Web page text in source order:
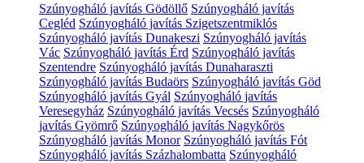
Szúnyogháló javítás Gödöllő Szúnyogháló javítás
Cegléd Szúnyogháló javítás Szigetszentmiklós
Szúnyogháló javítás Dunakeszi Szúnyogháló javítás
Vác Szúnyogháló javítás Érd Szúnyogháló javítás
Szentendre Szúnyogháló javítás Dunaharaszti
Szúnyogháló javítás Budaörs Szúnyogháló javítás Göd
Szúnyogháló javítás Gyál Szúnyogháló javítás
Veresegyház Szúnyogháló javítás Vecsés Szúnyogháló
javítás Gyömrő Szúnyogháló javítás Nagykőrös
Szúnyogháló javítás Monor Szúnyogháló javítás Fót
Szúnyogháló javítás Százhalombatta Szúnyogháló